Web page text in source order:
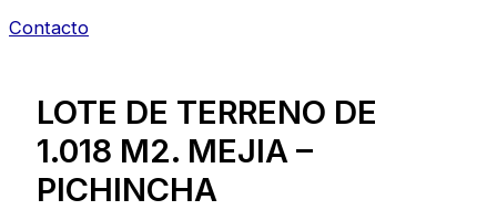
Contacto
LOTE DE TERRENO DE
1.018 M2. MEJIA –
PICHINCHA